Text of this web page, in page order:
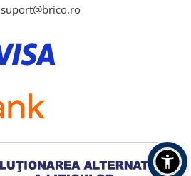
suport@brico.ro